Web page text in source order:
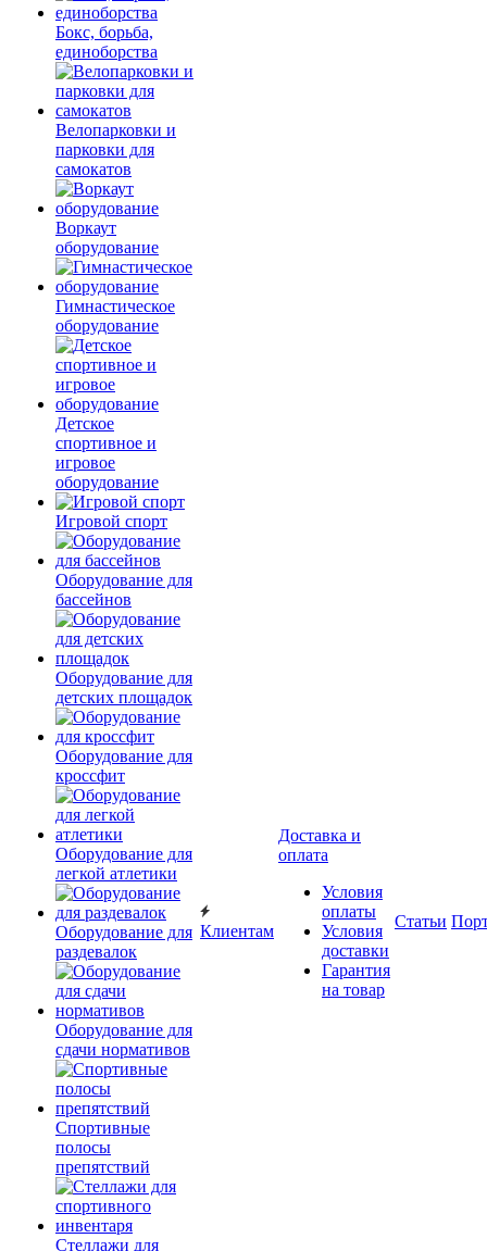
Бокс, борьба,
единоборства
Велопарковки и
парковки для
самокатов
Воркаут
оборудование
Гимнастическое
оборудование
Детское
спортивное и
игровое
оборудование
Игровой спорт
Оборудование для
бассейнов
Оборудование для
детских площадок
Оборудование для
кроссфит
Оборудование для
легкой атлетики
Оборудование для
раздевалок
Оборудование для
сдачи нормативов
Спортивные
полосы
препятствий
Стеллажи для
Клиентам
Доставка и
оплата
Условия
оплаты
Условия
доставки
Гарантия
на товар
Статьи